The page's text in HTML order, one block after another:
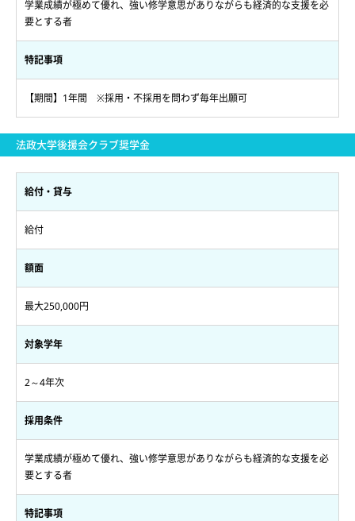
学業成績が極めて優れ、強い修学意思がありながらも経済的な支援を必
要とする者
特記事項
【期間】1年間 ※採用・不採用を問わず毎年出願可
法政大学後援会クラブ奨学金
給付・貸与
給付
額面
最大250,000円
対象学年
2～4年次
採用条件
学業成績が極めて優れ、強い修学意思がありながらも経済的な支援を必
要とする者
特記事項